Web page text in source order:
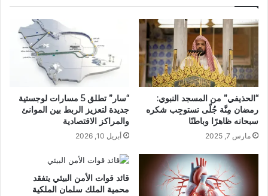
“الحذيفي” من المسجد النبوي:
رمضان مِنَّة جُلّى تستوجِب شكره
سبحانه ظاهرًا وباطنًا
مارس 7, 2025
“سار” تطلق 5 مسارات لوجستية
جديدة لتعزيز الربط بين الموانئ
والمراكز الاقتصادية
أبريل 10, 2026
قائد قوات الأمن البيئي يتفقد
محمية الملك سلمان الملكية